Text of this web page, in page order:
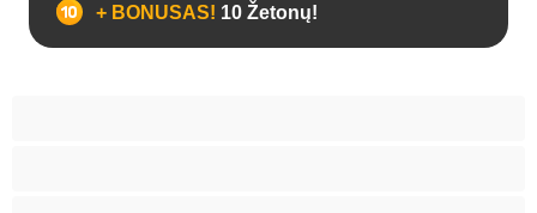
+ BONUSAS! 10 Žetonų!